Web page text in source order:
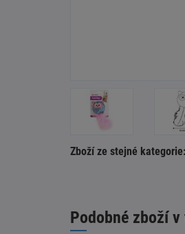
Zboží ze stejné kategorie:
Podobné zboží